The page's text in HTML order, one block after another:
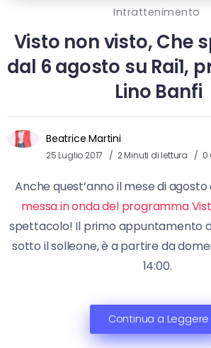
Intrattenimento
Visto non visto, Che
dal 6 agosto su Rai1,
Lino Banfi
Beatrice Martini
25 Luglio 2017 2 Minuti di lettura 0
Anche quest’anno il mese di agosto
messa in onda del programma
spettacolo! Il primo appuntamento
sotto il solleone, è a partire da
14:00.
Continua a Leggere